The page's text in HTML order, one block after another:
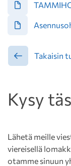
Takaisin
Kysy
Lähetä meille
viereisellä
otamme sinuun